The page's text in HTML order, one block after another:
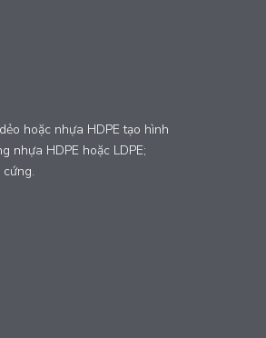
hoặc nhựa HDPE tạo hình
nhựa HDPE hoặc LDPE;